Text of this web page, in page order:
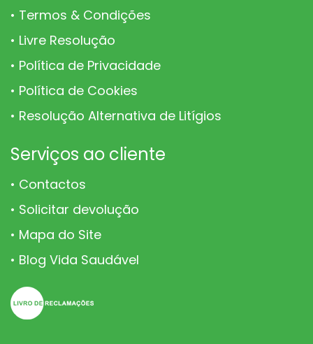
Termos & Condições
Livre Resolução
Política de Privacidade
Política de Cookies
Resolução Alternativa de Litígios
Serviços ao cliente
Contactos
Solicitar devolução
Mapa do Site
Blog Vida Saudável